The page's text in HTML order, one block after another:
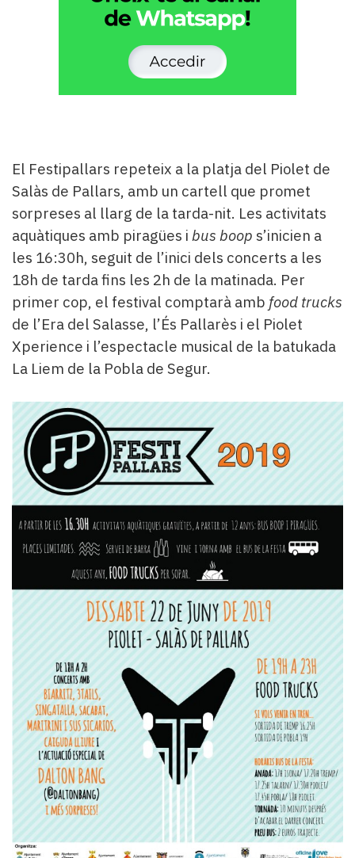
El Festipallars repeteix a la platja del Piolet de
Salàs de Pallars, amb un cartell que promet
sorpreses al llarg de la tarda-nit. Les activitats
aquàtiques amb piragües i bus boop s’inicien a
les 16:30h, seguit de l’inici dels concerts a les
18h de tarda fins les 2h de la matinada. Per
primer cop, el festival comptarà amb food trucks
de l’Era del Salasse, l’És Pallarès i el Piolet
Xperience i l’espectacle musical de la batukada
La Liem de la Pobla de Segur.